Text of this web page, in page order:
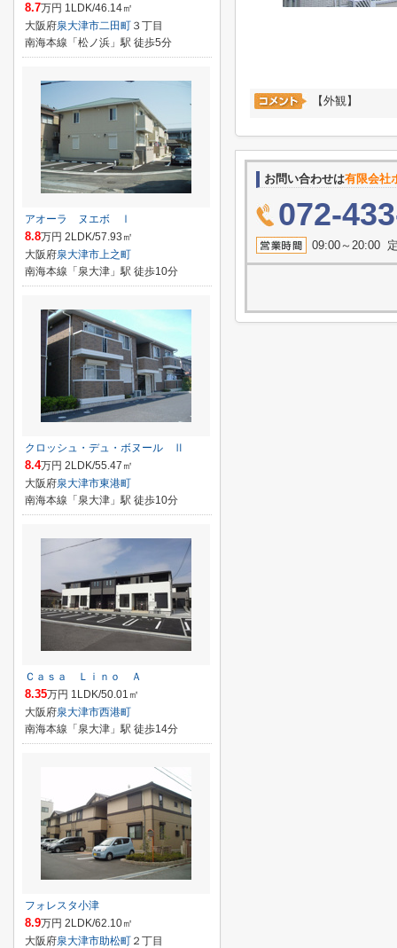
【外観】
お問い合わせは有限会社
072-
09:00～20:00
8.7万円 1LDK/46.14㎡
大阪府泉大津市二田町 ３丁目
南海本線「松ノ浜」駅 徒歩5分
アオーラ ヌエボ Ⅰ
8.8万円 2LDK/57.93㎡
大阪府泉大津市上之町
南海本線「泉大津」駅 徒歩10分
クロッシュ・デュ・ボヌール Ⅱ
8.4万円 2LDK/55.47㎡
大阪府泉大津市東港町
南海本線「泉大津」駅 徒歩10分
Ｃａｓａ Ｌｉｎｏ Ａ
8.35万円 1LDK/50.01㎡
大阪府泉大津市西港町
南海本線「泉大津」駅 徒歩14分
フォレスタ小津
8.9万円 2LDK/62.10㎡
大阪府泉大津市助松町 ２丁目